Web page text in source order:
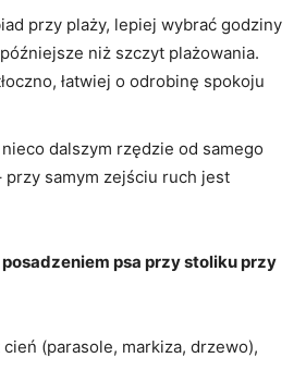
przy plaży, lepiej wybrać godziny
niż szczyt plażowania.
łatwiej o odrobinę spokoju
dalszym rzędzie od samego
przy samym zejściu ruch jest
psa przy stoliku przy
(parasole, markiza, drzewo),